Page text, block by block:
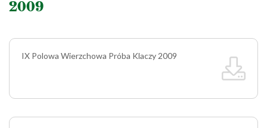
2009
IX Polowa Wierzchowa Próba Klaczy 2009